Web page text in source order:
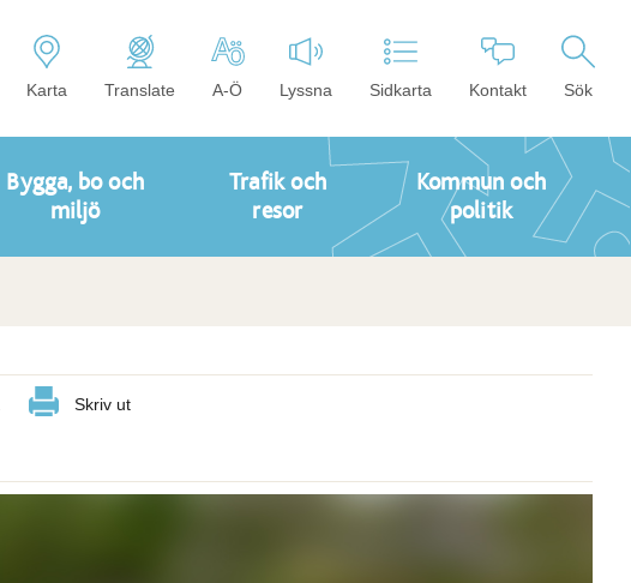
Karta Translate A-Ö Lyssna Sidkarta Kontakt Sök
Bygga, bo och
miljö
Trafik och
resor
Kommun och
politik
Skriv ut